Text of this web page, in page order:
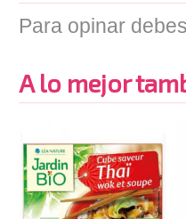
Para opinar
A lo mejor